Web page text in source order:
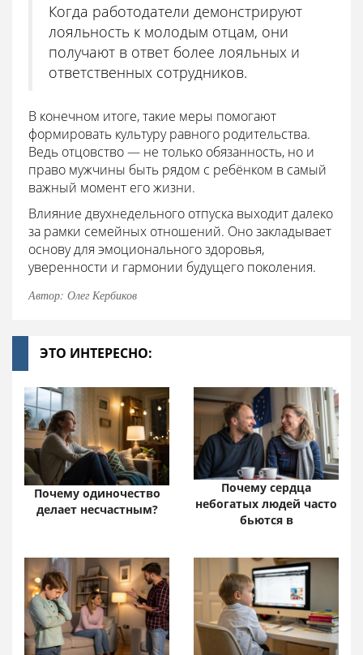
Когда работодатели демонстрируют
лояльность к молодым отцам, они
получают в ответ более лояльных и
ответственных сотрудников.
В конечном итоге, такие меры помогают
формировать культуру равного родительства.
Ведь отцовство — не только обязанность, но и
право мужчины быть рядом с ребёнком в самый
важный момент его жизни.
Влияние двухнедельного отпуска выходит далеко
за рамки семейных отношений. Оно закладывает
основу для эмоционального здоровья,
уверенности и гармонии будущего поколения.
Автор: Олег Кербиков
ЭТО ИНТЕРЕСНО:
Почему одиночество
делает несчастным?
Почему сердца
небогатых людей часто
бьются в